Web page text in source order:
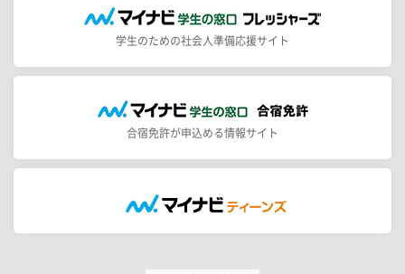
学生のための社会人準備応援サイト
合宿免許が申込める情報サイト